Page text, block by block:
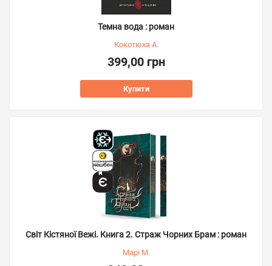
Темна вода : роман
Кокотюха А.
399,00 грн
Купити
Світ Кістяної Вежі. Книга 2. Страж Чорних Брам : роман
Марі М.